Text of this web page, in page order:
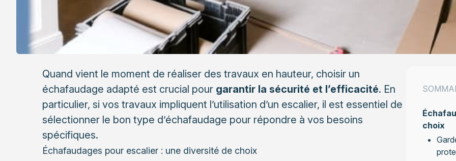
Quand vient le moment de réaliser des travaux en hauteur, choisir un
échafaudage adapté est crucial pour garantir la sécurité et l’efficacité. En
particulier, si vos travaux impliquent l’utilisation d’un escalier, il est essentiel de
sélectionner le bon type d’échafaudage pour répondre à vos besoins
spécifiques.
Échafaudages pour escalier : une diversité de choix
choix